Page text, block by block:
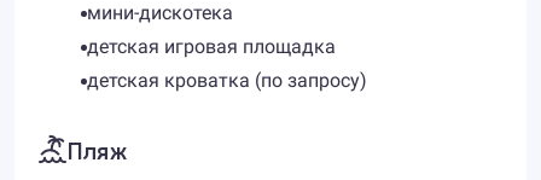
мини-дискотека
детская игровая площадка
детская кроватка (по запросу)
Пляж